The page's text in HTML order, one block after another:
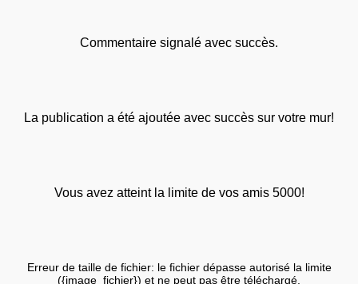
Commentaire signalé avec succès.
La publication a été ajoutée avec succès sur votre mur!
Vous avez atteint la limite de vos amis 5000!
Erreur de taille de fichier: le fichier dépasse autorisé la limite
({image_fichier}) et ne peut pas être téléchargé.